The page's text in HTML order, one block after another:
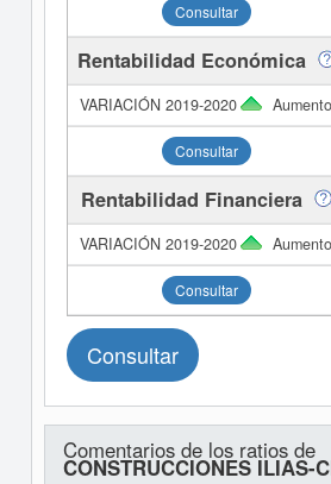
Consultar
Rentabilidad Económica
Aumento
Consultar
Rentabilidad Financiera
Aumento
Consultar
Consultar
Comentarios de los ratios de
CONSTRUCCIONES ILIAS-